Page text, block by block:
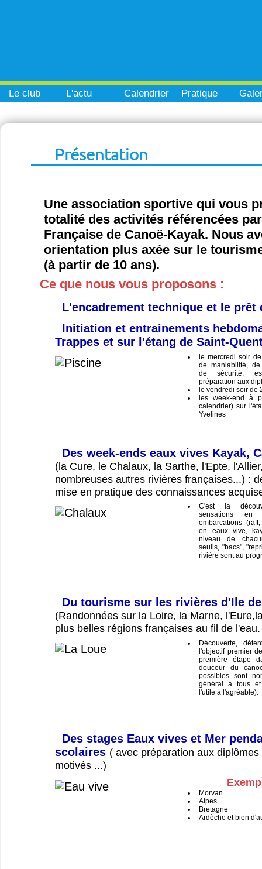
Le club L'actu Calendrier Pratique
Présentation
Une association sportive qui vous
totalité des activités référencées
Française de Canoë-Kayak. Nous
orientation plus axée sur le
(à partir de 10 ans).
Ce que nous vous proposons :
L'encadrement technique et le prêt
Initiation et entrainements
Trappes et sur l'étang de Saint-
le mercredi soir
de maniabilité,
de sécurité,
préparation aux
le vendredi soir de
les week-end à
calendrier) sur
Yvelines
Des week-ends eaux vives Kayak,
(la Cure, le Chalaux, la Sarthe, l'Epte,
nombreuses autres rivières françaises...) :
mise en pratique des connaissances
C'est la
sensations en
embarcations
en eaux vive,
niveau de
seuils, "bacs",
rivière sont au
Du tourisme sur les rivières d'Ile
(Randonnées sur la Loire, la Marne,
plus belles régions françaises au fil de l'eau.
Découverte,
l'objectif premier
première étape
douceur du
possibles sont
général à tous
l'utile à l'agréable).
Des stages Eaux vives et Mer
scolaires ( avec préparation aux
motivés ...)
Morvan
Alpes
Bretagne
Ardèche et bien